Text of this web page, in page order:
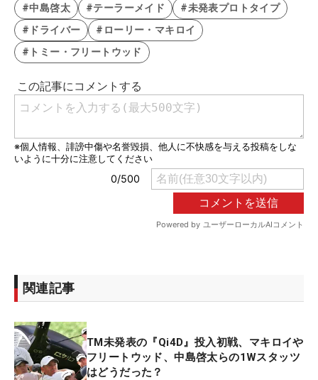
#中島啓太 #テーラーメイド
#未発表プロトタイプ
#ドライバー
#ローリー・マキロイ
#トミー・フリートウッド
関連記事
TM未発表の『Qi4D』投入初戦、マキロイや
フリートウッド、中島啓太らの1Wスタッツ
はどうだった？